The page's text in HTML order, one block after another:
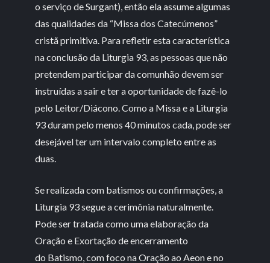
o serviço de Surgant), então ela assume algumas
das qualidades da “Missa dos Catecúmenos”
cristã primitiva. Para refletir esta característica
na conclusão da Liturgia 93, as pessoas que não
pretendem participar da comunhão devem ser
instruídas a sair e ter a oportunidade de fazê-lo
pelo Leitor/Diácono. Como a Missa e a Liturgia
93 duram pelo menos 40 minutos cada, pode ser
desejável ter um intervalo completo entre as
duas.
Se realizada com batismos ou confirmações, a
Liturgia 93 segue a cerimônia naturalmente.
Pode ser tratada como uma elaboração da
Oração e Exortação de encerramento
do Batismo, com foco na Oração ao Aeon e no